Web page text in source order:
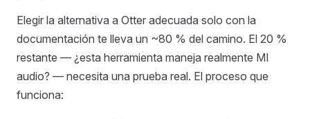
Elegir la alternativa a Otter adecuada solo con la
documentación te lleva un ~80 % del camino. El 20 %
restante — ¿esta herramienta maneja realmente MI
audio? — necesita una prueba real. El proceso que
funciona: